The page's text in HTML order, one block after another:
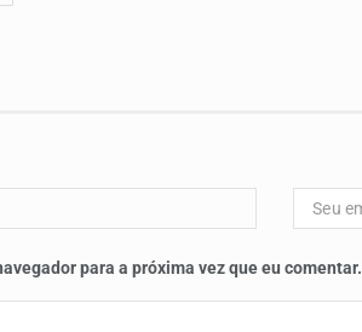
para a próxima vez que eu comentar.